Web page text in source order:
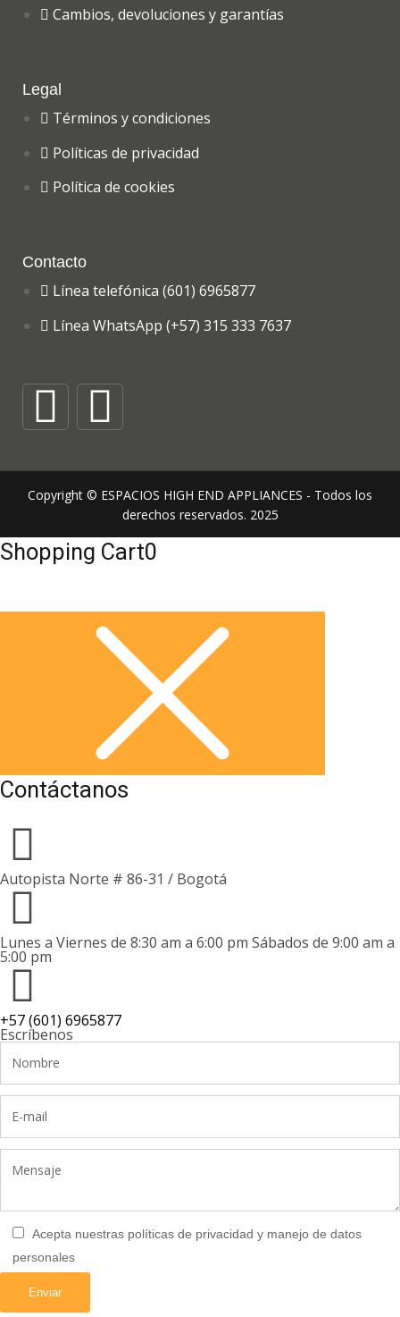
Cambios, devoluciones y garantías
Legal
Términos y condiciones
Políticas de privacidad
Política de cookies
Contacto
Línea telefónica (601) 6965877
Línea WhatsApp (+57) 315 333 7637
Copyright © ESPACIOS HIGH END APPLIANCES - Todos los
derechos reservados. 2025
Shopping Cart0
Contáctanos
Autopista Norte # 86-31 / Bogotá
Lunes a Viernes de 8:30 am a 6:00 pm Sábados de 9:00 am a
5:00 pm
+57 (601) 6965877
Escríbenos
Acepta nuestras políticas de privacidad y manejo de datos
personales